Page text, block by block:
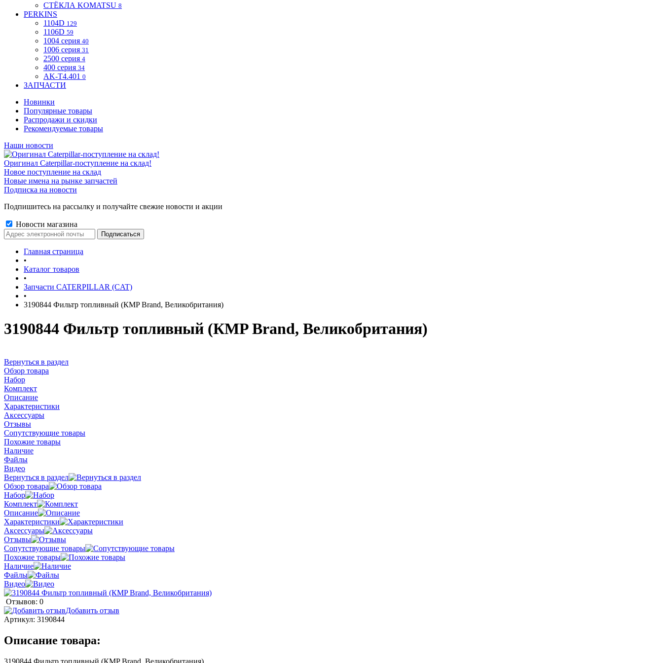
СТЁКЛА KOMATSU 8
PERKINS
1104D 129
1106D 59
1004 серия 40
1006 серия 31
2500 серия 4
400 серия 34
AK-T4.401 0
ЗАПЧАСТИ
Новинки
Популярные товары
Распродажи и скидки
Рекомендуемые товары
Наши новости
Оригинал Caterpillar-поступление на склад!
Новое поступление на склад
Новые имена на рынке запчастей
Подписка на новости
Подпишитесь на рассылку и получайте свежие новости и акции
Новости магазина
Главная страница
•
Каталог товаров
•
Запчасти CATERPILLAR (CAT)
•
3190844 Фильтр топливный (КMP Brand, Великобритания)
3190844 Фильтр топливный (КMP Brand, Великобритания)
Вернуться в раздел
Обзор товара
Набор
Комплект
Описание
Характеристики
Аксессуары
Отзывы
Сопутствующие товары
Похожие товары
Наличие
Файлы
Видео
Вернуться в раздел
Обзор товара
Набор
Комплект
Описание
Характеристики
Аксессуары
Отзывы
Сопутствующие товары
Похожие товары
Наличие
Файлы
Видео
Отзывов: 0
Добавить отзыв
Артикул: 3190844
Описание товара:
3190844 Фильтр топливный (КMP Brand, Великобритания)